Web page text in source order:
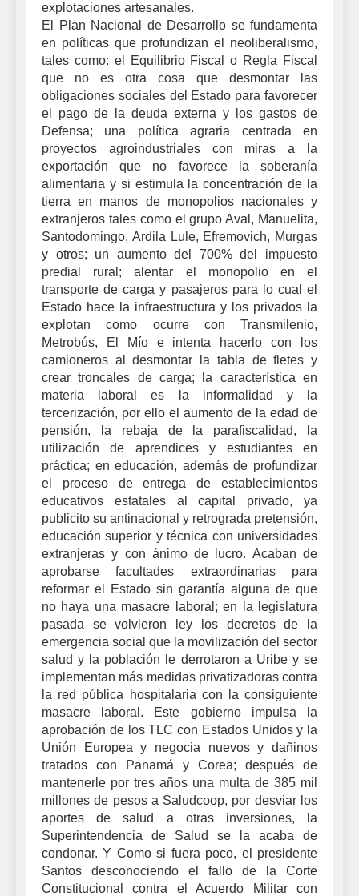
explotaciones artesanales.
El Plan Nacional de Desarrollo se fundamenta
en políticas que profundizan el neoliberalismo,
tales como: el Equilibrio Fiscal o Regla Fiscal
que no es otra cosa que desmontar las
obligaciones sociales del Estado para favorecer
el pago de la deuda externa y los gastos de
Defensa; una política agraria centrada en
proyectos agroindustriales con miras a la
exportación que no favorece la soberanía
alimentaria y si estimula la concentración de la
tierra en manos de monopolios nacionales y
extranjeros tales como el grupo Aval, Manuelita,
Santodomingo, Ardila Lule, Efremovich, Murgas
y otros; un aumento del 700% del impuesto
predial rural; alentar el monopolio en el
transporte de carga y pasajeros para lo cual el
Estado hace la infraestructura y los privados la
explotan como ocurre con Transmilenio,
Metrobús, El Mío e intenta hacerlo con los
camioneros al desmontar la tabla de fletes y
crear troncales de carga; la característica en
materia laboral es la informalidad y la
tercerización, por ello el aumento de la edad de
pensión, la rebaja de la parafiscalidad, la
utilización de aprendices y estudiantes en
práctica; en educación, además de profundizar
el proceso de entrega de establecimientos
educativos estatales al capital privado, ya
publicito su antinacional y retrograda pretensión,
educación superior y técnica con universidades
extranjeras y con ánimo de lucro. Acaban de
aprobarse facultades extraordinarias para
reformar el Estado sin garantía alguna de que
no haya una masacre laboral; en la legislatura
pasada se volvieron ley los decretos de la
emergencia social que la movilización del sector
salud y la población le derrotaron a Uribe y se
implementan más medidas privatizadoras contra
la red pública hospitalaria con la consiguiente
masacre laboral. Este gobierno impulsa la
aprobación de los TLC con Estados Unidos y la
Unión Europea y negocia nuevos y dañinos
tratados con Panamá y Corea; después de
mantenerle por tres años una multa de 385 mil
millones de pesos a Saludcoop, por desviar los
aportes de salud a otras inversiones, la
Superintendencia de Salud se la acaba de
condonar. Y Como si fuera poco, el presidente
Santos desconociendo el fallo de la Corte
Constitucional contra el Acuerdo Militar con